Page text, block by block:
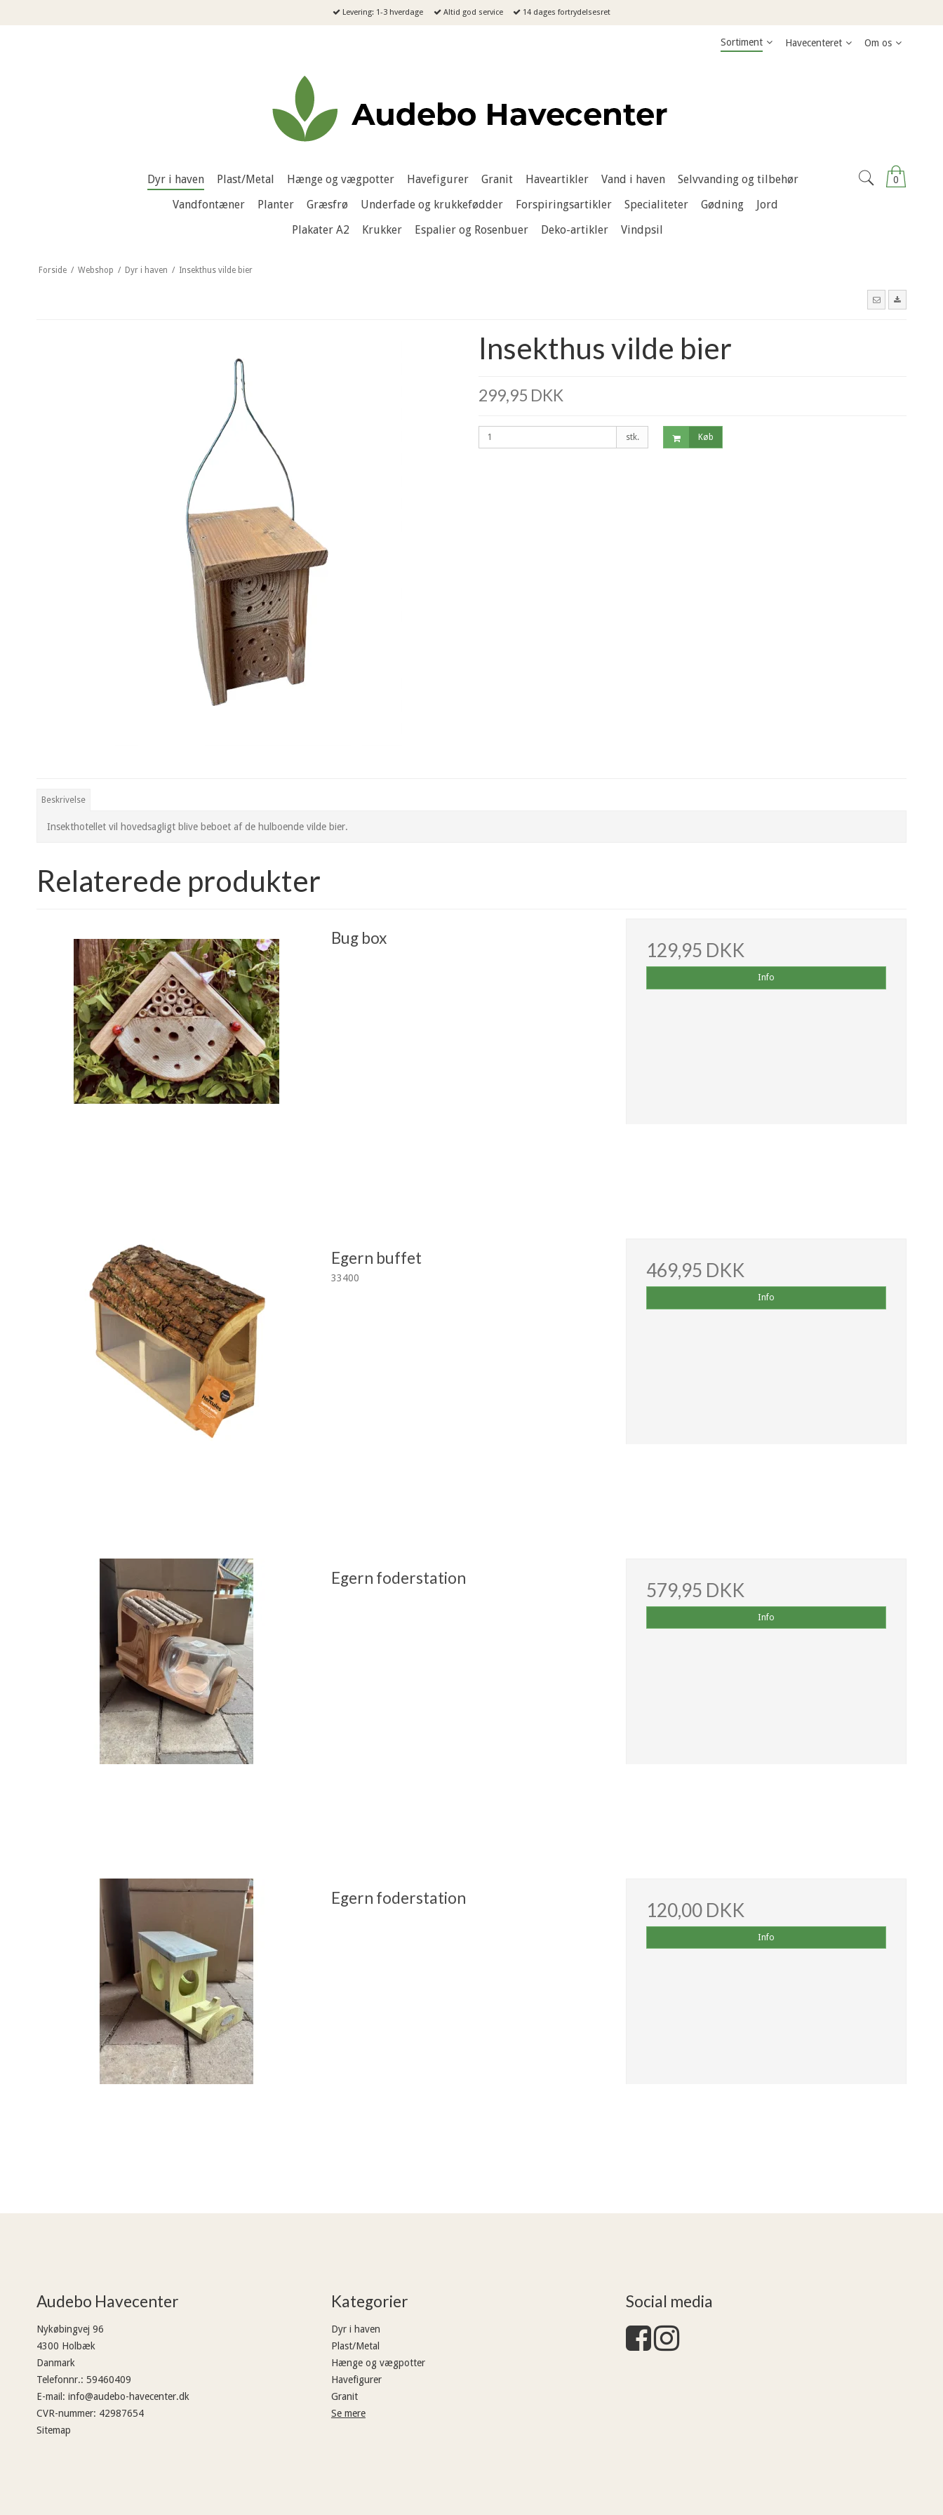
Levering: 1-3 hverdage Altid god service 14 dages fortrydelsesret
Sortiment Havecenteret Om os
0
Dyr i haven Plast/Metal Hænge og vægpotter Havefigurer Granit Haveartikler Vand i haven
Selvvanding og tilbehør
Vandfontæner
Planter Græsfrø Underfade og krukkefødder Forspiringsartikler Specialiteter Gødning
Jord
Plakater A2
Krukker Espalier og Rosenbuer Deko-artikler Vindpsil
Forside / Webshop / Dyr i haven / Insekthus vilde bier
Insekthus vilde bier
299,95 DKK
stk. Køb
Beskrivelse
Insekthotellet vil hovedsagligt blive beboet af de hulboende vilde bier.
Relaterede produkter
Bug box
129,95 DKK
Info
Egern buffet
33400 469,95 DKK
Info
Egern foderstation
579,95 DKK
Info
Egern foderstation
120,00 DKK
Info
Audebo Havecenter
Nykøbingvej 96
4300 Holbæk
Danmark
Telefonnr.: 59460409
E-mail : info@audebo-havecenter.dk
CVR-nummer: 42987654
Sitemap
Kategorier
Dyr i haven
Plast/Metal
Hænge og vægpotter
Havefigurer
Granit
Se mere
Social media